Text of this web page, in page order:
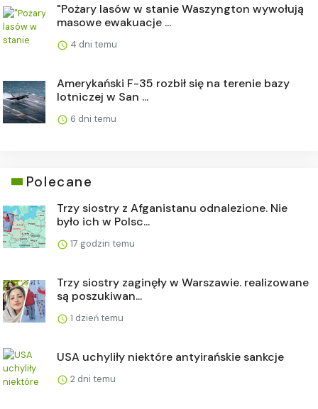
"Pożary lasów w stanie Waszyngton wywołują
masowe ewakuacje ...
4 dni temu
Amerykański F-35 rozbił się na terenie bazy
lotniczej w San ...
6 dni temu
Polecane
Trzy siostry z Afganistanu odnalezione. Nie
było ich w Polsc...
17 godzin temu
Trzy siostry zaginęły w Warszawie. realizowane
są poszukiwan...
1 dzień temu
USA uchyliły niektóre antyirańskie sankcje
2 dni temu